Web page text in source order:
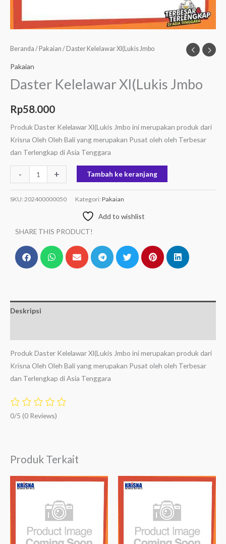
Beranda / Pakaian / Daster Kelelawar Xl(Lukis Jmbo
Pakaian
Daster Kelelawar Xl(Lukis Jmbo
Rp58.000
Produk Daster Kelelawar Xl(Lukis Jmbo ini merupakan produk dari
Krisna Oleh Oleh Bali yang merupakan Pusat oleh oleh Terbesar
dan Terlengkap di Asia Tenggara
- + Tambah ke keranjang
SKU: 202400000050 Kategori: Pakaian
Add to wishlist
SHARE THIS PRODUCT!
Deskripsi
Produk Daster Kelelawar Xl(Lukis Jmbo ini merupakan produk dari
Krisna Oleh Oleh Bali yang merupakan Pusat oleh oleh Terbesar
dan Terlengkap di Asia Tenggara
0/5 (0 Reviews)
Produk Terkait